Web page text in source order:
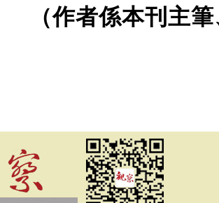
（作者係本刊主